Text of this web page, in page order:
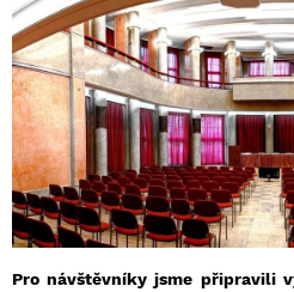
Pro návštěvníky jsme připravili